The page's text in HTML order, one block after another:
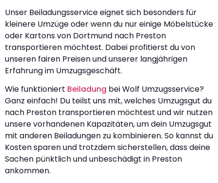
Unser Beiladungsservice eignet sich besonders für
kleinere Umzüge oder wenn du nur einige Möbelstücke
oder Kartons von Dortmund nach Preston
transportieren möchtest. Dabei profitierst du von
unseren fairen Preisen und unserer langjährigen
Erfahrung im Umzugsgeschäft.
Wie funktioniert Beiladung bei Wolf Umzugsservice?
Ganz einfach! Du teilst uns mit, welches Umzugsgut du
nach Preston transportieren möchtest und wir nutzen
unsere vorhandenen Kapazitäten, um dein Umzugsgut
mit anderen Beiladungen zu kombinieren. So kannst du
Kosten sparen und trotzdem sicherstellen, dass deine
Sachen pünktlich und unbeschädigt in Preston
ankommen.